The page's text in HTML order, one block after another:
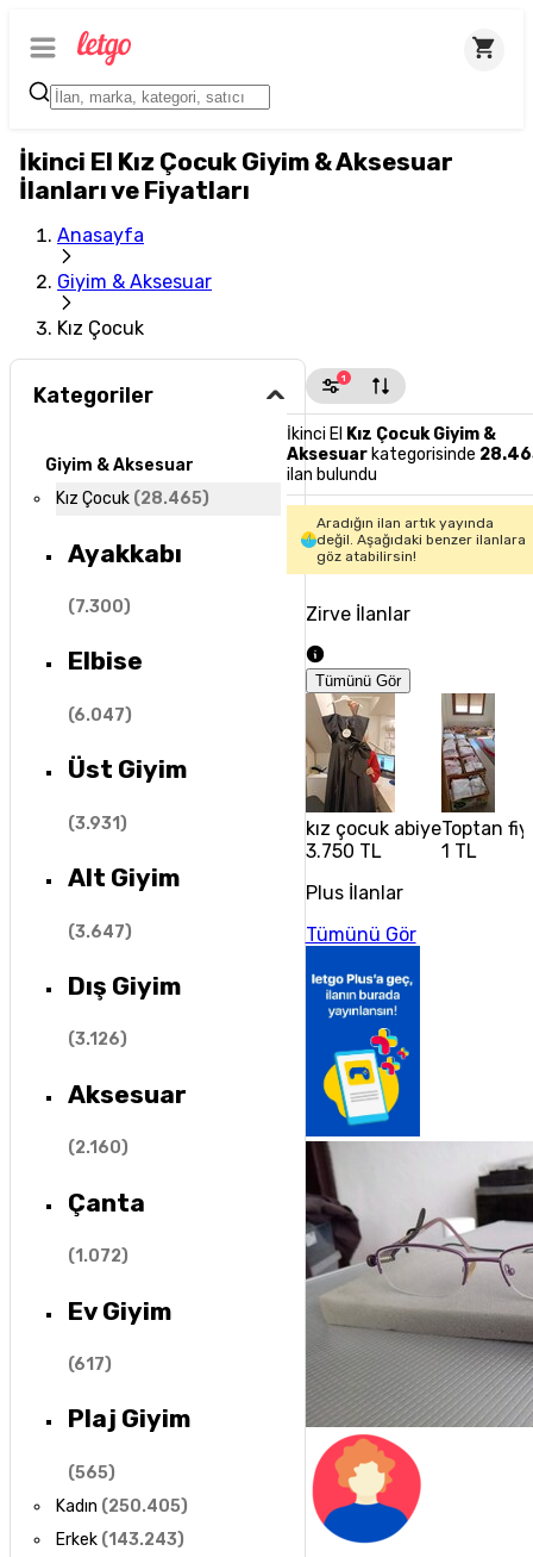
İkinci El Kız Çocuk Giyim & Aksesuar
İlanları ve Fiyatları
Anasayfa
Giyim & Aksesuar
Kız Çocuk
Kategoriler
Giyim & Aksesuar
Kız Çocuk (28.465)
Ayakkabı
(7.300)
Elbise
(6.047)
Üst Giyim
(3.931)
Alt Giyim
(3.647)
Dış Giyim
(3.126)
Aksesuar
(2.160)
Çanta
(1.072)
Ev Giyim
(617)
Plaj Giyim
(565)
Kadın (250.405)
Erkek (143.243)
1
İkinci El Kız Çocuk Giyim &
Aksesuarkategorisinde
ilan bulundu
Aradığın ilan artık yayında
değil. Aşağıdaki benzer ilanlara
göz atabilirsin!
Zirve İlanlar
Tümünü Gör
kız çocuk abiye
3.750 TL
Toptan
1 TL
Plus İlanlar
Tümünü Gör